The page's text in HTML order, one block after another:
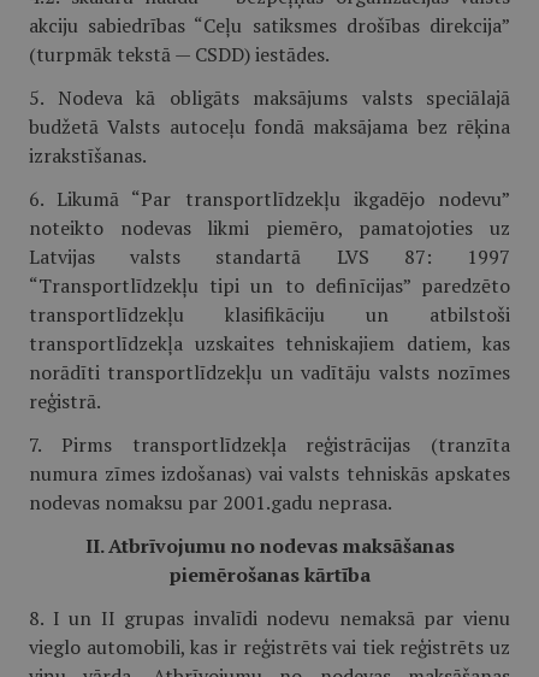
akciju sabiedrības “Ceļu satiksmes drošības direkcija”
(turpmāk tekstā — CSDD) iestādes.
5. Nodeva kā obligāts maksājums valsts speciālajā
budžetā Valsts autoceļu fondā maksājama bez rēķina
izrakstīšanas.
6. Likumā “Par transportlīdzekļu ikgadējo nodevu”
noteikto nodevas likmi piemēro, pamatojoties uz
Latvijas valsts standartā LVS 87: 1997
“Transportlīdzekļu tipi un to definīcijas” paredzēto
transportlīdzekļu klasifikāciju un atbilstoši
transportlīdzekļa uzskaites tehniskajiem datiem, kas
norādīti transportlīdzekļu un vadītāju valsts nozīmes
reģistrā.
7. Pirms transportlīdzekļa reģistrācijas (tranzīta
numura zīmes izdošanas) vai valsts tehniskās apskates
nodevas nomaksu par 2001.gadu neprasa.
II. Atbrīvojumu no nodevas maksāšanas
piemērošanas kārtība
8. I un II grupas invalīdi nodevu nemaksā par vienu
vieglo automobili, kas ir reģistrēts vai tiek reģistrēts uz